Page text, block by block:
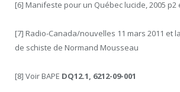
[6] Manifeste pour un Québec lucide, 2005 p2
[7] Radio-Canada/nouvelles 11 mars 2011 et
de schiste de Normand Mousseau
[8] Voir BAPE DQ12.1, 6212-09-001